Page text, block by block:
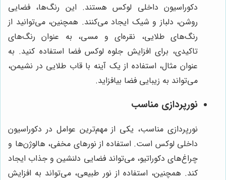
دکوراسیون داخلی لوکس هستند. این رنگ‌ها، فضایی
روشن، دلباز و شیک ایجاد می‌کنند. همچنین، می‌توانید از
رنگ‌های طلایی، نقره‌ای و مسی، به عنوان رنگ‌های
تاکیدی، برای افزایش جلوه لوکس فضا استفاده کنید. به
عنوان مثال، استفاده از یک آینه با قاب طلایی در نشیمن،
می‌تواند به زیبایی فضا بیافزاید.
نورپردازی مناسب
نورپردازی مناسب، یکی از مهم‌ترین عوامل در دکوراسیون
داخلی لوکس است. استفاده از نورهای مخفی، هالوژن‌ها و
چراغ‌های دکوراتیو، می‌تواند فضایی دلنشین و جذاب ایجاد
کند. همچنین، استفاده از نور طبیعی، می‌تواند به افزایش